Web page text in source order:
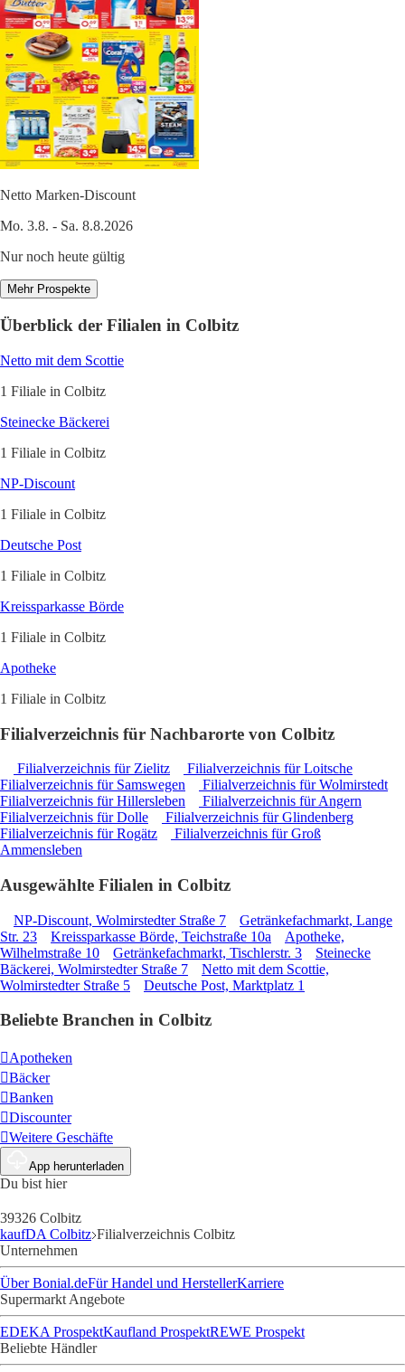
Netto Marken-Discount
Mo. 3.8. - Sa. 8.8.2026
Nur noch heute gültig
Mehr Prospekte
Überblick der Filialen in Colbitz
Netto mit dem Scottie
1 Filiale in Colbitz
Steinecke Bäckerei
1 Filiale in Colbitz
NP-Discount
1 Filiale in Colbitz
Deutsche Post
1 Filiale in Colbitz
Kreissparkasse Börde
1 Filiale in Colbitz
Apotheke
1 Filiale in Colbitz
Filialverzeichnis für Nachbarorte von Colbitz
Filialverzeichnis für Zielitz
Filialverzeichnis für Loitsche
Filialverzeichnis für Samswegen
Filialverzeichnis für Wolmirstedt
Filialverzeichnis für Hillersleben
Filialverzeichnis für Angern
Filialverzeichnis für Dolle
Filialverzeichnis für Glindenberg
Filialverzeichnis für Rogätz
Filialverzeichnis für Groß
Ammensleben
Ausgewählte Filialen in Colbitz
NP-Discount, Wolmirstedter Straße 7
Getränkefachmarkt, Lange
Str. 23
Kreissparkasse Börde, Teichstraße 10a
Apotheke,
Wilhelmstraße 10
Getränkefachmarkt, Tischlerstr. 3
Steinecke
Bäckerei, Wolmirstedter Straße 7
Netto mit dem Scottie,
Wolmirstedter Straße 5
Deutsche Post, Marktplatz 1
Beliebte Branchen in Colbitz
Apotheken
Bäcker
Banken
Discounter
Weitere Geschäfte
App herunterladen
Du bist hier
39326 Colbitz
kaufDA Colbitz Filialverzeichnis Colbitz
Unternehmen
Über Bonial.deFür Handel und HerstellerKarriere
Supermarkt Angebote
EDEKA ProspektKaufland ProspektREWE Prospekt
Beliebte Händler